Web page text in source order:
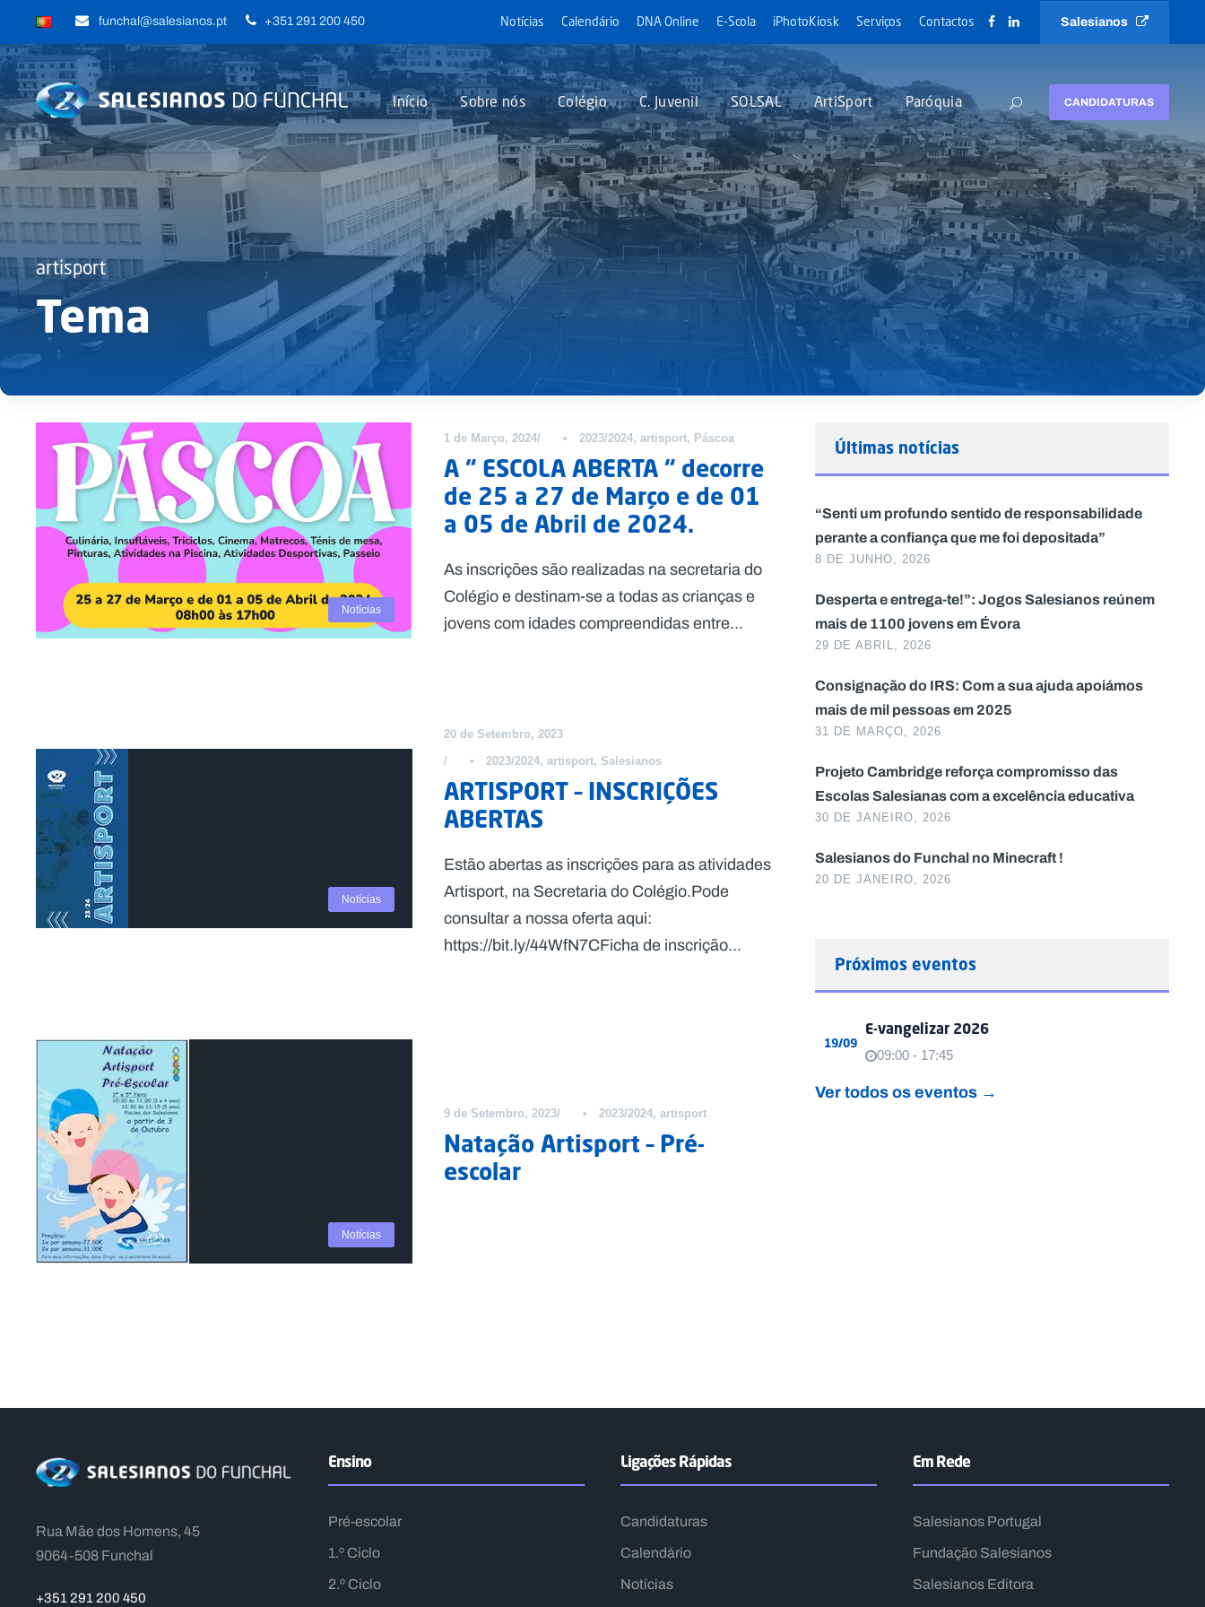
funchal@salesianos.pt +351 291 200 450 Notícias Calendário DNA Online E-Scola iPhotoKiosk Serviços Contactos Salesianos
Início Sobre nós Colégio C. Juvenil SOLSAL ArtiSport Paróquia CANDIDATURAS
artisport
Tema
Notícias
1 de Março, 2024 • 2023/2024, artisport, Páscoa
A “ ESCOLA ABERTA “ decorre
de 25 a 27 de Março e de 01
a 05 de Abril de 2024.
As inscrições são realizadas na secretaria do
Colégio e destinam-se a todas as crianças e
jovens com idades compreendidas entre...
Notícias
20 de Setembro, 2023
•
2023/2024, artisport, Salesianos
ARTISPORT – INSCRIÇÕES
ABERTAS
Estão abertas as inscrições para as atividades
Artisport, na Secretaria do Colégio.Pode
consultar a nossa oferta aqui:
https://bit.ly/44WfN7CFicha de inscrição...
Notícias
9 de Setembro, 2023 • 2023/2024, artisport
Natação Artisport – Pré-
escolar
Últimas notícias
“Senti um profundo sentido de responsabilidade
perante a confiança que me foi depositada”
8 DE JUNHO, 2026
Desperta e entrega-te!”: Jogos Salesianos reúnem
mais de 1100 jovens em Évora
29 DE ABRIL, 2026
Consignação do IRS: Com a sua ajuda apoiámos
mais de mil pessoas em 2025
31 DE MARÇO, 2026
Projeto Cambridge reforça compromisso das
Escolas Salesianas com a excelência educativa
30 DE JANEIRO, 2026
Salesianos do Funchal no Minecraft !
20 DE JANEIRO, 2026
Próximos eventos
19/09
E-vangelizar 2026
09:00 - 17:45
Ver todos os eventos →
Rua Mãe dos Homens, 45
9064-508 Funchal
+351 291 200 450
Ensino
Pré-escolar
1.º Ciclo
2.º Ciclo
Ligações Rápidas
Candidaturas
Calendário
Notícias
Em Rede
Salesianos Portugal
Fundação Salesianos
Salesianos Editora